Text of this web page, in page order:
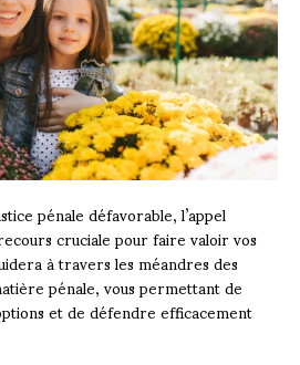
pénale défavorable, l’appel
cruciale pour faire valoir vos
à travers les méandres des
pénale, vous permettant de
et de défendre efficacement